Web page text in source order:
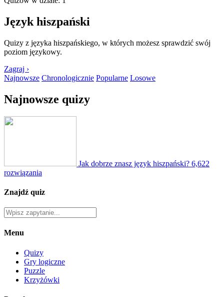
Język hiszpański
Quizy z języka hiszpańskiego, w których możesz sprawdzić swój
poziom językowy.
Zagraj ›
Najnowsze Chronologicznie Popularne Losowe
Najnowsze quizy
Jak dobrze znasz język hiszpański? 6,622
rozwiązania
Znajdź quiz
Menu
Quizy
Gry logiczne
Puzzle
Krzyżówki